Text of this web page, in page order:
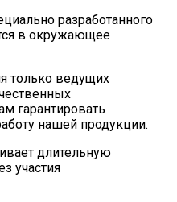
разработанного
в окружающее
только ведущих
гарантировать
нашей продукции.
длительную
участия